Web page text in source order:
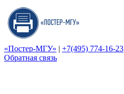
«Постер-МГУ» | +7(495) 774-16-23
Обратная связь